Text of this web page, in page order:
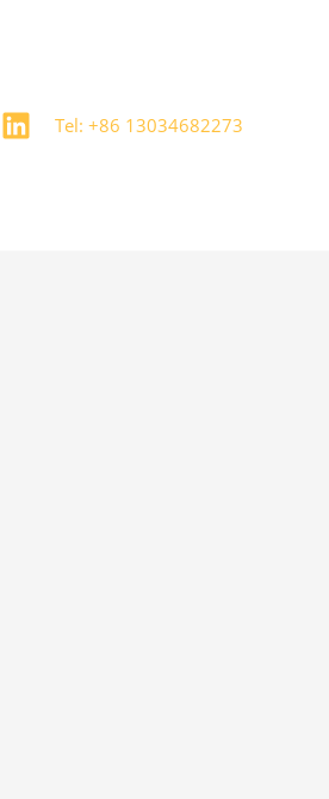
Tel: +86 13034682273